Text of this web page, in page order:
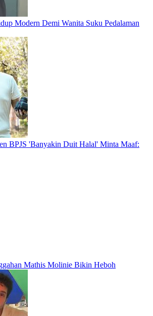
Modern Demi Wanita Suku Pedalaman
BPJS 'Banyakin Duit Halal' Minta Maaf:
Mathis Molinie Bikin Heboh